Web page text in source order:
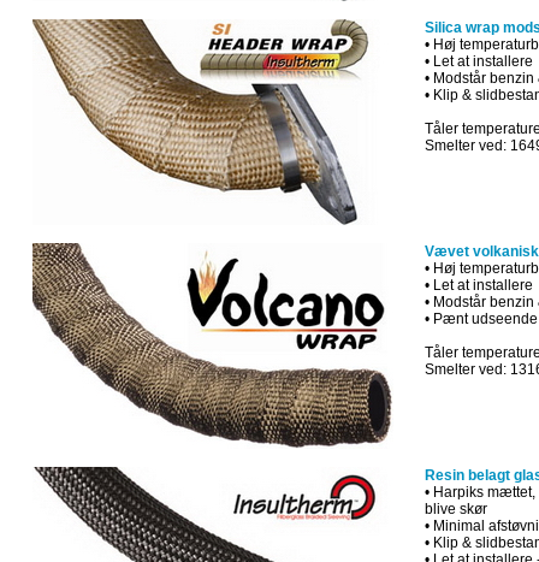
Silica wrap
• Høj
• Let at installere
• Modstår benzin
•Klip&
Tåler
Smelter ved:
Vævet volkanisk
• Høj
• Let at installere
• Modstår benzin
•Pæntudseende
Tåler
Smelter ved:
Resin belagt
•Harpiks mættet,
blive skør
• Minimal
•Klip&